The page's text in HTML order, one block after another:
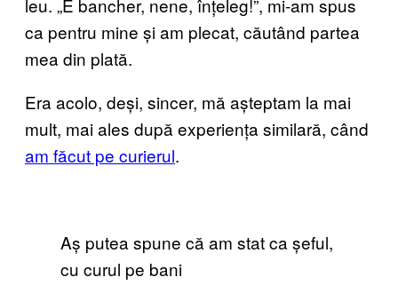
ca pentru mine și am plecat, căutând partea
mea din plată.
Era acolo, deși, sincer, mă așteptam la mai
mult, mai ales după experiența similară, când
am făcut pe curierul.
Aș putea spune că am stat ca șeful,
cu curul pe bani